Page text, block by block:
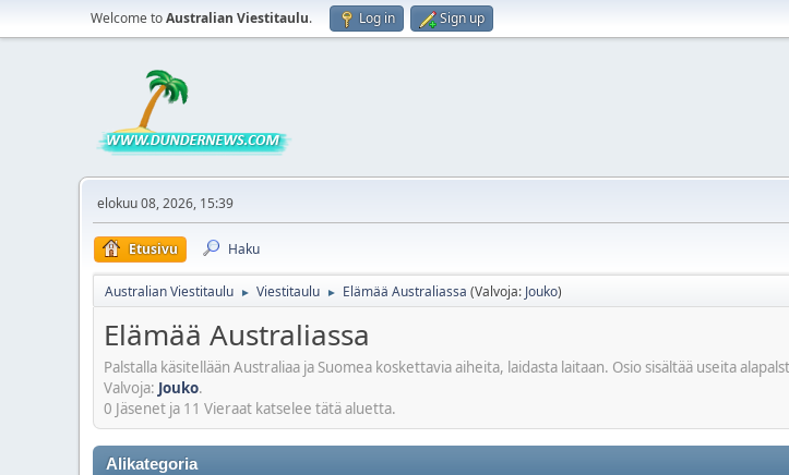
Welcome toAustralian Viestitaulu. Log in Sign up
elokuu 08, 2026, 15:39
Etusivu Haku
Australian Viestitaulu ► Viestitaulu ► Elämää Australiassa (Valvoja: Jouko)
Elämää Australiassa
Palstalla käsitellään Australiaa ja Suomea koskettavia aiheita, laidasta laitaan. Osio sisältää useita
Valvoja: Jouko.
0 Jäsenet ja 11 Vieraat katselee tätä aluetta.
Alikategoria